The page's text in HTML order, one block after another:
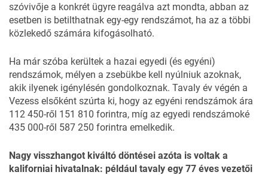
szóvivője a konkrét ügyre reagálva azt mondta, abban az
esetben is betilthatnak egy-egy rendszámot, ha az a többi
közlekedő számára kifogásolható.
Ha már szóba kerültek a hazai egyedi (és egyéni)
rendszámok, mélyen a zsebükbe kell nyúlniuk azoknak,
akik ilyenek igénylésén gondolkoznak. Tavaly év végén a
Vezess elsőként szúrta ki, hogy az egyéni rendszámok ára
112 450-ről 151 810 forintra, míg az egyedi rendszámoké
435 000-ről 587 250 forintra emelkedik.
Nagy visszhangot kiváltó döntései azóta is voltak a
kaliforniai hivatalnak: például tavaly egy 77 éves vezetői